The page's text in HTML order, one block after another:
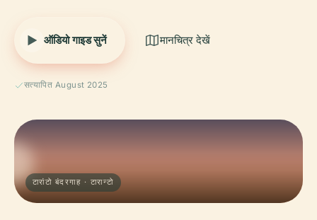
ऑडियो गाइड सुनें मानचित्र देखें
सत्यापित August 2025
टारांटो बंदरगाह · टारान्टो